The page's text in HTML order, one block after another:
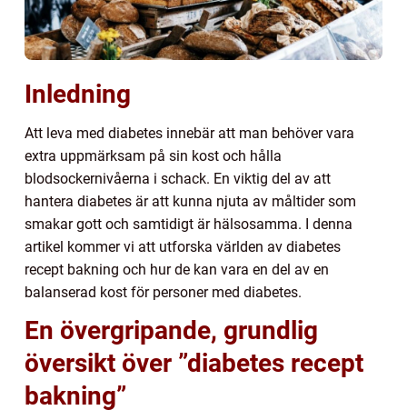
Inledning
Att leva med diabetes innebär att man behöver vara
extra uppmärksam på sin kost och hålla
blodsockernivåerna i schack. En viktig del av att
hantera diabetes är att kunna njuta av måltider som
smakar gott och samtidigt är hälsosamma. I denna
artikel kommer vi att utforska världen av diabetes
recept bakning och hur de kan vara en del av en
balanserad kost för personer med diabetes.
En övergripande, grundlig
översikt över ”diabetes recept
bakning”